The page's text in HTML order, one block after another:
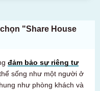
"Share House
đảm bảo sự riêng tư
thể sống như một người ở
như phòng khách và